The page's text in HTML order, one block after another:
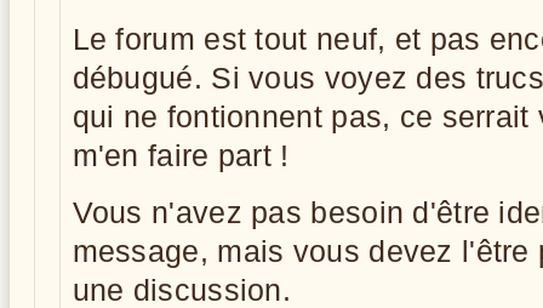
Le forum est tout neuf, et pas
débugué. Si vous voyez des
qui ne fontionnent pas, ce serrait
m'en faire part !
Vous n'avez pas besoin d'être
message, mais vous devez l'être
une discussion.